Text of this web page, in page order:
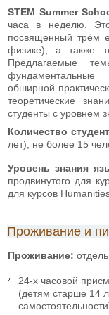
STEM Summer
часа в неделю. Это
посвященный трём
физике), а также
Предлагаемые
фундаментальные
обширной
теоретические
студенты с уровнем
Количество
лет), не более 15
Уровень знания
продвинутого для
для курсов
Проживание и
Проживание:
24-х часовой
(детям старше 14